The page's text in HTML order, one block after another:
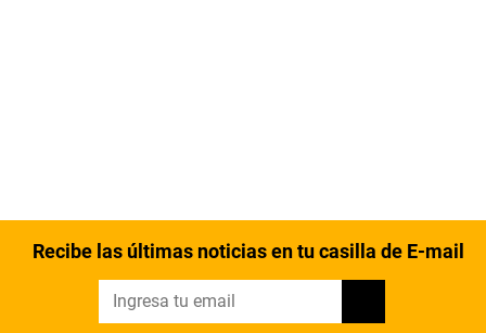
Recibe las últimas noticias en tu casilla de E-mail